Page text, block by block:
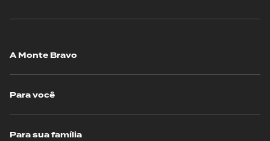
A Monte Bravo
Para você
Para sua família